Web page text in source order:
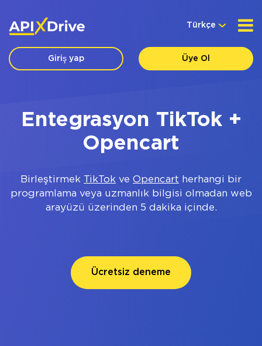
Türkçe
Giriş yap Üye Ol
Entegrasyon TikTok +
Opencart
Birleştirmek TikTok ve Opencart herhangi bir
programlama veya uzmanlık bilgisi olmadan web
arayüzü üzerinden 5 dakika içinde.
Ücretsiz deneme